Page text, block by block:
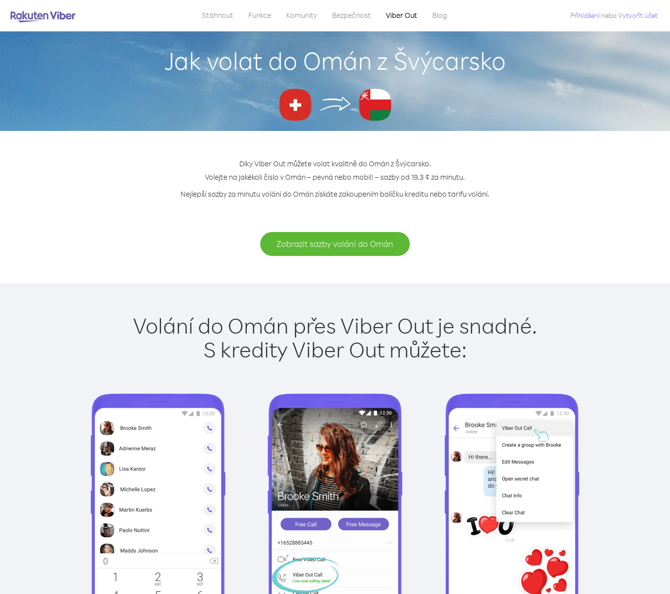
Stáhnout Funkce Komunity Bezpečnost Viber Out Blog Přihlášení neboVytvořit účet
Jak volat do Omán z Švýcarsko
Díky Viber Out můžete volat kvalitně do Omán z Švýcarsko.
Volejte na jakékoli číslo v Omán – pevná nebo mobil! – sazby od 19.3 ¢ za minutu.
Nejlepší sazby za minutu volání do Omán získáte zakoupením balíčku kreditu nebo tarifu volání.
Zobrazit sazby volání do Omán
Volání do Omán přes Viber Out je snadné.
S kredity Viber Out můžete: